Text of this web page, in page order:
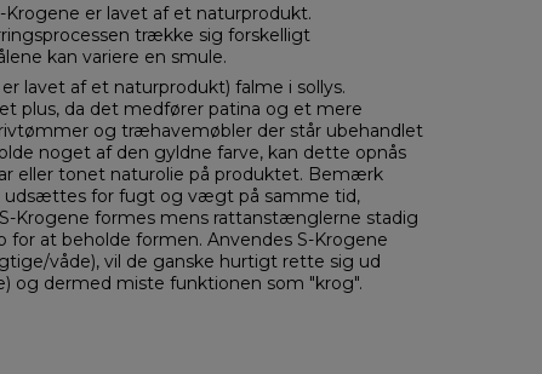
Krogene er lavet af et naturprodukt.
trække sig forskelligt
kan variere en smule.
lavet af et naturprodukt) falme i sollys.
plus, da det medfører patina og et mere
og træhavemøbler der står ubehandlet
noget af den gyldne farve, kan dette opnås
eller tonet naturolie på produktet. Bemærk
udsættes for fugt og vægt på samme tid,
Krogene formes mens rattanstænglerne stadig
at beholde formen. Anvendes S-Krogene
våde), vil de ganske hurtigt rette sig ud
dermed miste funktionen som "krog".